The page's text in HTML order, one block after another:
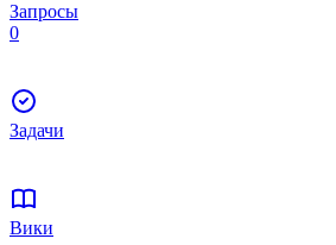
Запросы
0
Задачи
Вики